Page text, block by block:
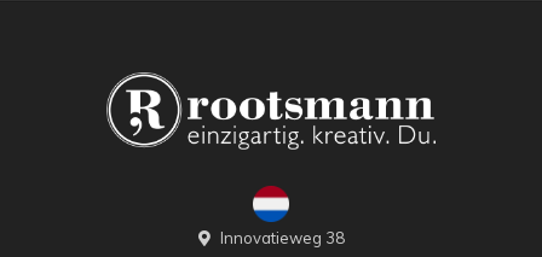
Innovatieweg 38